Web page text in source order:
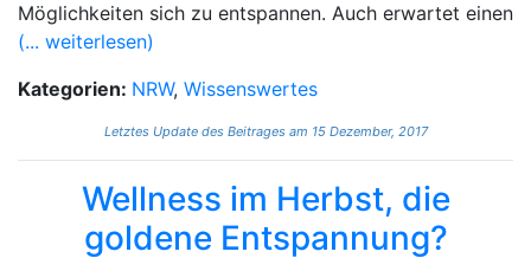
Möglichkeiten sich zu entspannen. Auch erwartet einen
(... weiterlesen)
Kategorien: NRW, Wissenswertes
Letztes Update des Beitrages am 15 Dezember, 2017
Wellness im Herbst, die
goldene Entspannung?